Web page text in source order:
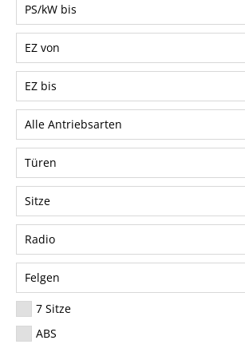
PS/kW bis
EZ von
EZ bis
Alle Antriebsarten
Türen
Sitze
Radio
Felgen
7 Sitze
ABS